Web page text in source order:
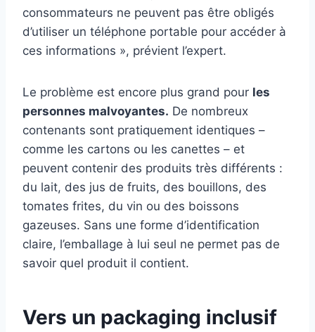
consommateurs ne peuvent pas être obligés
d’utiliser un téléphone portable pour accéder à
ces informations », prévient l’expert.
Le problème est encore plus grand pour les
personnes malvoyantes. De nombreux
contenants sont pratiquement identiques –
comme les cartons ou les canettes – et
peuvent contenir des produits très différents :
du lait, des jus de fruits, des bouillons, des
tomates frites, du vin ou des boissons
gazeuses. Sans une forme d’identification
claire, l’emballage à lui seul ne permet pas de
savoir quel produit il contient.
Vers un packaging inclusif